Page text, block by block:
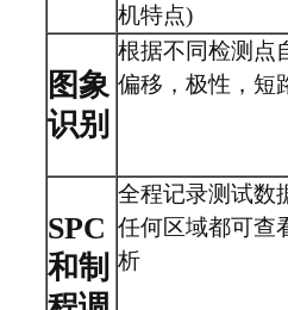
机特点)
图象
识别
根据不同检测点
偏移，极性，短
SPC
和制
全程记录测试数
任何区域都可查
析